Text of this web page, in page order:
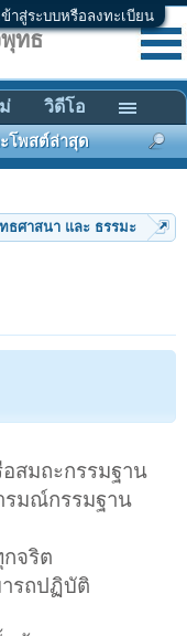
ข้าสู่ระบบหรือลงทะเบียน
ธศาสนา และ ธรรมะ
สมถะกรรมฐาน
รมณ์กรรมฐาน
จริต
ารถปฏิบัติ
ทธ
โพสต์ล่าสุด
วิดีโอ